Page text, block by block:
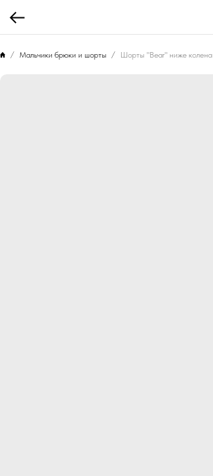
Мальчики брюки и шорты Шорты "Bear" ниже колена